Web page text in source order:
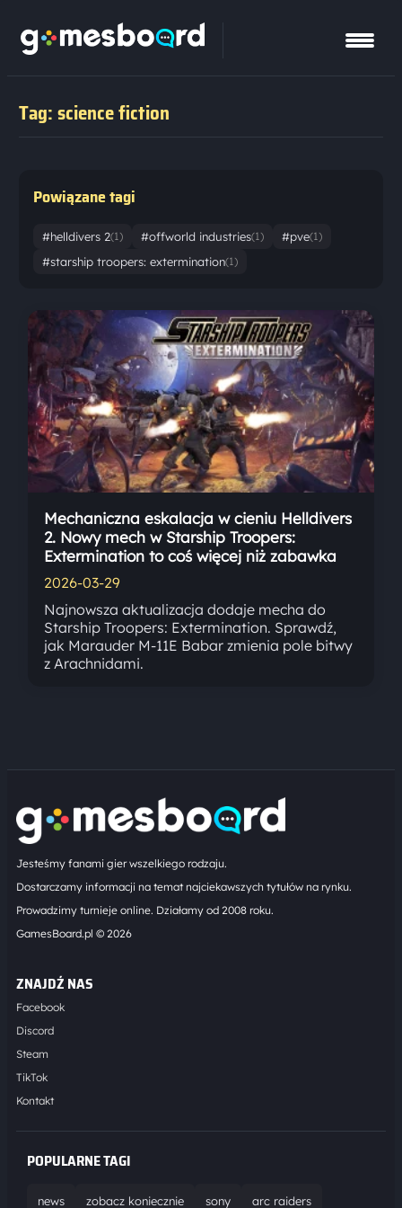
Tag: science fiction
Powiązane tagi
#helldivers 2(1) #offworld industries(1) #pve(1)
#starship troopers: extermination(1)
Mechaniczna eskalacja w cieniu Helldivers
2. Nowy mech w Starship Troopers:
Extermination to coś więcej niż zabawka
2026-03-29
Najnowsza aktualizacja dodaje mecha do
Starship Troopers: Extermination. Sprawdź,
jak Marauder M-11E Babar zmienia pole bitwy
z Arachnidami.
Jesteśmy fanami gier wszelkiego rodzaju.
Dostarczamy informacji na temat najciekawszych tytułów na rynku.
Prowadzimy turnieje online. Działamy od 2008 roku.
GamesBoard.pl © 2026
ZNAJDŹ NAS
Facebook
Discord
Steam
TikTok
Kontakt
POPULARNE TAGI
news zobacz koniecznie sony arc raiders